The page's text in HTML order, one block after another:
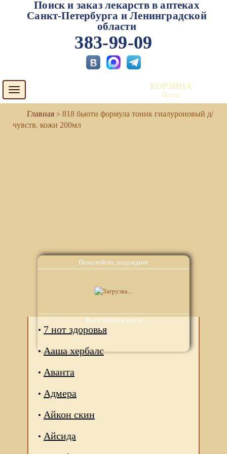
Пожалуйста, подождите
Выполняется поиск
Поиск и заказ лекарств в аптеках
Санкт-Петербурга и Ленинградской
области
383-99-09
Toggle
navigation
КОРЗИНА
Пуста
818 бьюти формула тоник гиалуроновый д/
чувств. кожи 200мл
7 нот здоровья
Ааша хербалс
Аванта
Адмера
Айкон скин
Айсида